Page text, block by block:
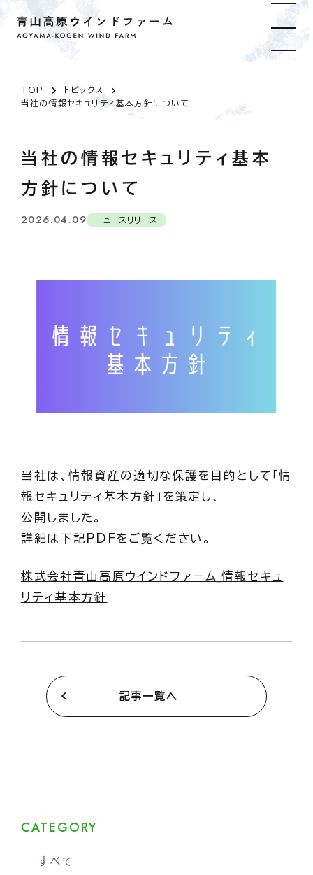
TOP
トピックス
当社の情報セキュリティ基本方針について
当社の情報セキュリティ基本
方針について
2026.04.09 ニュースリリース
当社は、情報資産の適切な保護を目的として「情
報セキュリティ基本方針」を策定し、
公開しました。
詳細は下記PDFをご覧ください。
株式会社青山高原ウインドファーム_情報セキュ
リティ基本方針
記事一覧へ
CATEGORY
すべて